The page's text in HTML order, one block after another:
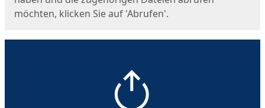
möchten, klicken Sie auf 'Abrufen'.